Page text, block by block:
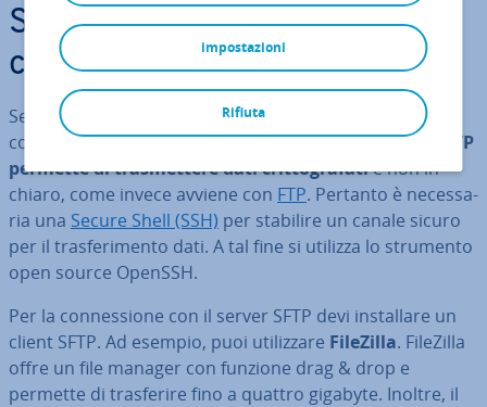
Server SFTP su Windows: che
cosa serve?
Se desideri con­fi­gu­ra­re un server FTP sicuro, è bene
conoscere ladif­fe­ren­za fra FTP e SFTP. Ilpro­to­col­lo SFTP
permette di tra­smet­te­re dati crit­to­gra­fa­tie non in
chiaro, come invece avviene con FTP. Pertanto è ne­ces­sa­
ria una Secure Shell (SSH) per stabilire un canale sicuro
per il tra­sfe­ri­men­to dati. A tal fine si utilizza lo strumento
open source OpenSSH.
Per la con­nes­sio­ne con il server SFTP devi in­stal­la­re un
client SFTP. Ad esempio, puoi uti­liz­za­re FileZilla. FileZilla
offre un file manager con funzione drag & drop e
permette di tra­sfe­ri­re fino a quattro gigabyte. Inoltre, il
Rifiuta
impostazioni